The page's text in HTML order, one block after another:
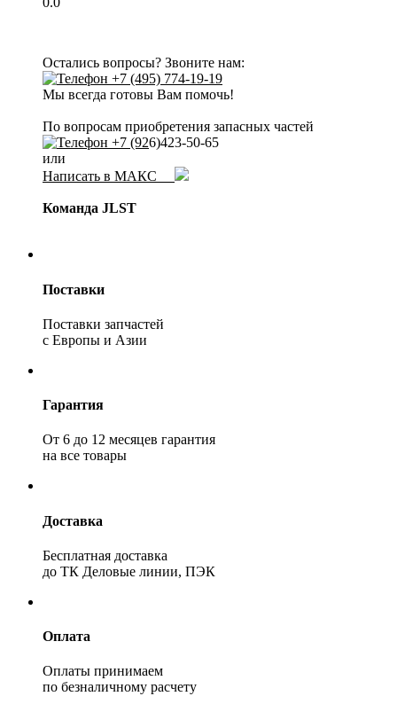
Остались вопросы? Звоните нам:
+7 (495) 774-19-19
Мы всегда готовы Вам помочь!
По вопросам приобретения запасных частей
+7 (926)423-50-65
или
Написать в МАКС
Команда JLST
Поставки
Поставки запчастей
с Европы и Азии
Гарантия
От 6 до 12 месяцев гарантия
на все товары
Доставка
Бесплатная доставка
до ТК Деловые линии, ПЭК
Оплата
Оплаты принимаем
по безналичному расчету